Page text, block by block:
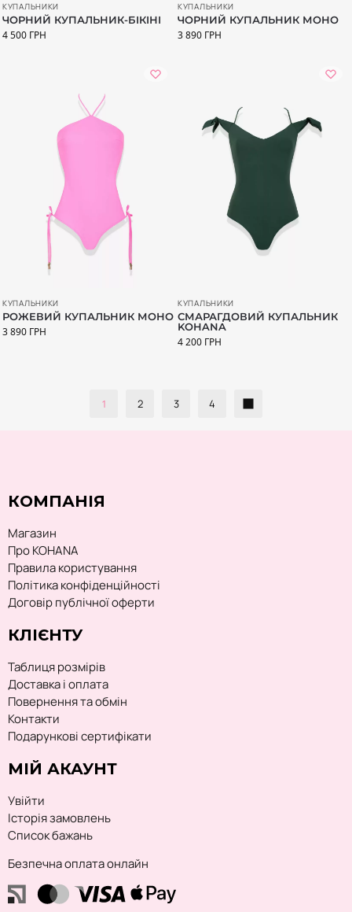
КУПАЛЬНИКИ
ЧОРНИЙ КУПАЛЬНИК-БІКІНІ
4 500 ГРН
КУПАЛЬНИКИ
ЧОРНИЙ КУПАЛЬНИК МОНО
3 890 ГРН
КУПАЛЬНИКИ
РОЖЕВИЙ КУПАЛЬНИК МОНО
3 890 ГРН
КУПАЛЬНИКИ
СМАРАГДОВИЙ КУПАЛЬНИК
KOHANA
4 200 ГРН
1 2 3 4
КОМПАНІЯ
Магазин
Про KOHANA
Правила користування
Політика конфіденційності
Договір публічної оферти
КЛІЄНТУ
Таблиця розмірів
Доставка і оплата
Повернення та обмін
Контакти
Подарункові сертифікати
МІЙ АКАУНТ
Увійти
Історія замовлень
Список бажань
Безпечна оплата онлайн